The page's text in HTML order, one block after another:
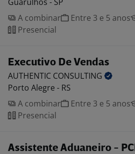
A combinar
Entre 3 e 5 anos
Presencial
Executivo De Vendas
AUTHENTIC CONSULTING
Porto Alegre - RS
A combinar
Entre 3 e 5 anos
Presencial
Assistente Aduaneiro -